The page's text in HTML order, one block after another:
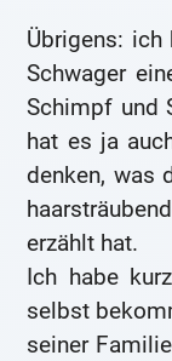
Übrigens: ich
Schwager
Schimpf und
hat es ja
denken, was
erzählt hat.
Ich habe
selbst
seiner